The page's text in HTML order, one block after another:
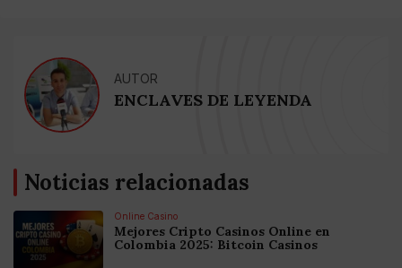
AUTOR
ENCLAVES DE LEYENDA
Noticias relacionadas
Online Casino
Mejores Cripto Casinos Online en
Colombia 2025: Bitcoin Casinos